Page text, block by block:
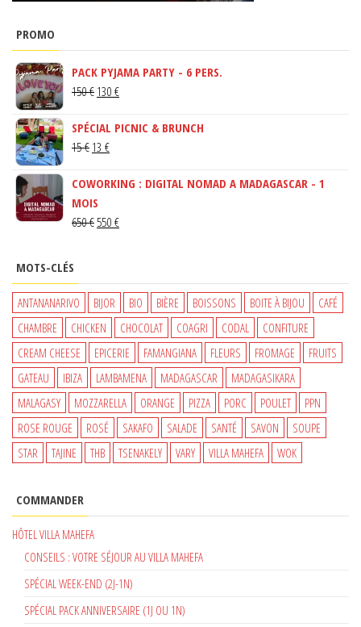
PROMO
PACK PYJAMA PARTY - 6 PERS.
150€ LE
INITIAL
ÉTAIT :
130 €LE
ACTUEL
SPÉCIAL PICNIC & BRUNCH
15€ LE
INITIAL
ÉTAIT :
15 €.
13 €LE
ACTUEL
13 €.
COWORKING : DIGITAL NOMAD A MADAGASCAR - 1
MOIS
650€ LE
650 €.
550 €LE
550 €.
MOTS-CLÉS
ANTANANARIVO BIJOR BIO BIÈRE BOISSONS BOITE À BIJOU
CAFÉ
CHAMBRE
CHICKEN CHOCOLAT COAGRI CODAL
CONFITURE
CREAM CHEESE
EPICERIE FAMANGIANA FLEURS FROMAGE
FRUITS
GATEAU
IBIZA LAMBAMENA MADAGASCAR
MADAGASIKARA
MALAGASY
MOZZARELLA ORANGE PIZZA PORC POULET
PPN
ROSE ROUGE
ROSÉ SAKAFO SALADE SANTÉ SAVON
SOUPE
STAR
TAJINE THB TSENAKELY VARY VILLA MAHEFA WOK
COMMANDER
HÔTEL VILLA MAHEFA
CONSEILS : VOTRE SÉJOUR AU VILLA MAHEFA
SPÉCIAL WEEK-END (2J-1N)
SPÉCIAL PACK ANNIVERSAIRE (1J OU 1N)